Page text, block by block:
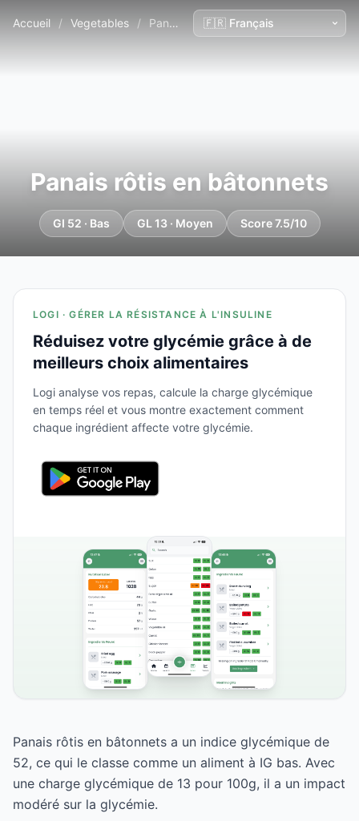
Accueil / Vegetables / Panais rôtis en bâtonnets
Panais rôtis en bâtonnets
GI 52 · Bas GL 13 · Moyen Score 7.5/10
LOGI · GÉRER LA RÉSISTANCE À L'INSULINE
Réduisez votre glycémie grâce à de
meilleurs choix alimentaires
Logi analyse vos repas, calcule la charge glycémique
en temps réel et vous montre exactement comment
chaque ingrédient affecte votre glycémie.
Panais rôtis en bâtonnets a un indice glycémique de
52, ce qui le classe comme un aliment à IG bas. Avec
une charge glycémique de 13 pour 100g, il a un impact
modéré sur la glycémie.